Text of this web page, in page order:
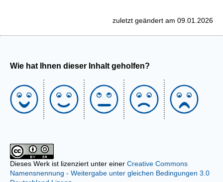
zuletzt geändert am 09.01.2026
Wie hat Ihnen dieser Inhalt geholfen?
Dieses Werk ist lizenziert unter einer Creative Commons
Namensnennung - Weitergabe unter gleichen Bedingungen 3.0